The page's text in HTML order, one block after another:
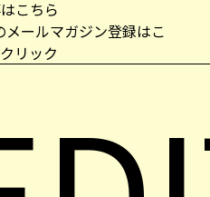
こちら
ールマガジン登録はこ
リック